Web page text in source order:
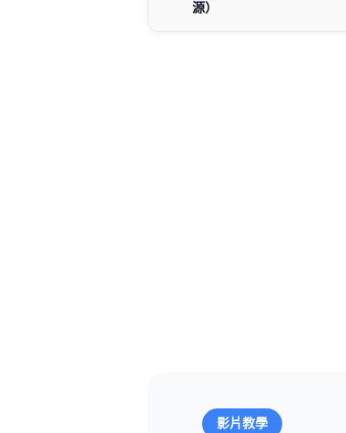
源）
影片教學